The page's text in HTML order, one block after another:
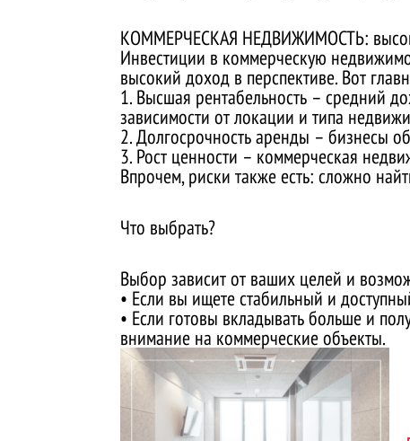
КОММЕРЧЕСКАЯ НЕДВИЖИМОСТЬ:
Инвестиции в коммерческую
высокий доход в перспективе. Вот
1. Высшая рентабельность – средний
зависимости от локации и типа
2. Долгосрочность аренды – бизнесы
3. Рост ценности – коммерческая
Впрочем, риски также есть: сложно
Что выбрать?
Выбор зависит от ваших целей и
• Если вы ищете стабильный и
• Если готовы вкладывать больше и
внимание на коммерческие объекты.